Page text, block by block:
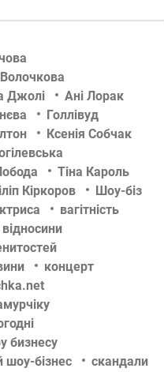
Джолі
Ані Лорак
Голлівуд
Ксенія Собчак
Тіна Кароль
Кіркоров
Шоу-біз
вагітність
відносини
концерт
бизнесу
шоу-бізнес
скандали